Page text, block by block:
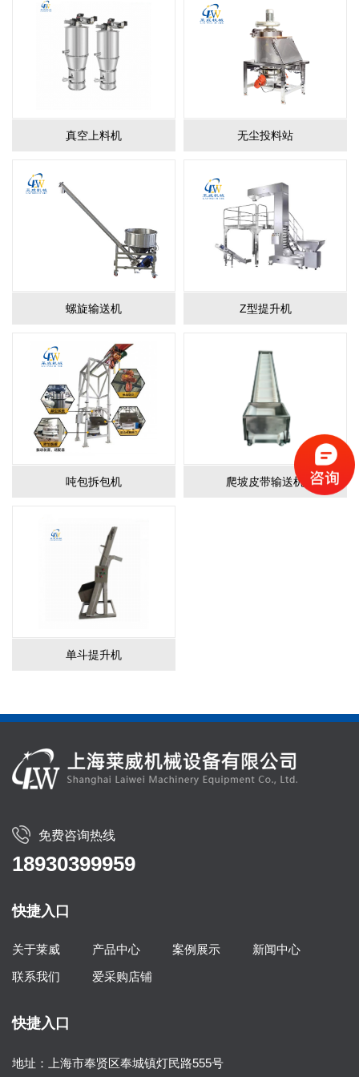
真空上料机 无尘投料站
螺旋输送机 Z型提升机
吨包拆包机 爬坡皮带输送机
单斗提升机
免费咨询热线
18930399959
快捷入口
关于莱威 产品中心 案例展示
新闻中心
联系我们
爱采购店铺
快捷入口
地址：上海市奉贤区奉城镇灯民路555号